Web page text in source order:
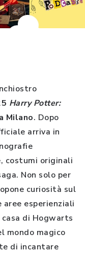
Harry Potter:
Milano. Dopo
arriva in
costumi originali
Non solo per
curiosità sul
esperienziali
casa di Hogwarts
mondo magico
di incantare